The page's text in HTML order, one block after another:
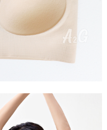
網址：
人或監護人之同意方可使用
引起之損失，本公司不負相關責
個別帳號之用戶狀況，依本公司即
不足之情形，本公司將視審查結果
之使用額度並採取法律行動。